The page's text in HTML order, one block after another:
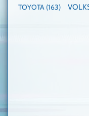
TOYOTA (163)